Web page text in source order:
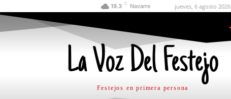
19.3 C Navarre jueves, 6 agosto 2026
La Voz Del Festejo
Festejos en primera persona